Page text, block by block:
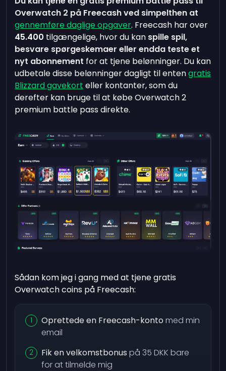
Overwatch 2 på Freecash ved simpelthen at
gennemføre daglige opgaver. Freecash har over
45.400 tilgængelige, hvor du kan spille spil,
besvare spørgeskemaer eller endda teste et
nyt abonnement for at tjene belønninger. Du kan
udbetale disse belønninger dagligt til entengratis
Blizzard gavekort eller kontanter, som du
derefter kan bruge til at købe Overwatch 2
premium battle pass direkte.
Sådan kom jeg i gang med at tjene gratis
Overwatch coins på Freecash:
Oprettede en Freecash-konto med min
email
Fik en velkomstbonus på 35 DKK bare
for at tilmelde mig